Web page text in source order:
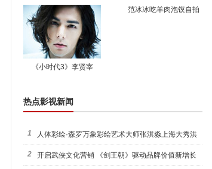
《小时代3》李贤宰
范冰冰吃羊肉泡馍自拍
热点影视新闻
1 人体彩绘·森罗万象彩绘艺术大师张淇淼上海大秀洪
荒宇宙
2 开启武侠文化营销 《剑王朝》驱动品牌价值新增长